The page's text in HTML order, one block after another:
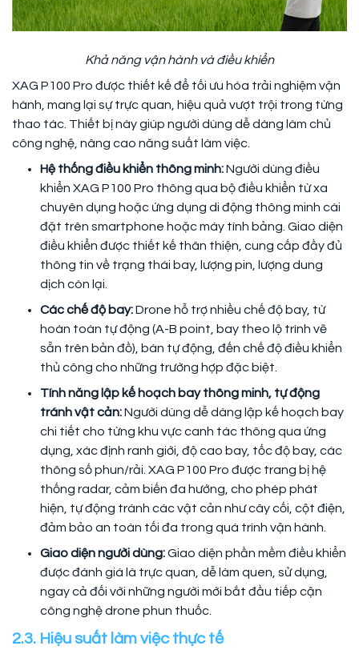
Khả năng vận hành và điều khiển
XAG P100 Pro được thiết kế để tối ưu hóa trải nghiệm vận
hành, mang lại sự trực quan, hiệu quả vượt trội trong từng
thao tác. Thiết bị này giúp người dùng dễ dàng làm chủ
công nghệ, nâng cao năng suất làm việc.
Hệ thống điều khiển thông minh:Người dùng điều
khiển XAG P100 Pro thông qua bộ điều khiển từ xa
chuyên dụng hoặc ứng dụng di động thông minh cài
đặt trên smartphone hoặc máy tính bảng. Giao diện
điều khiển được thiết kế thân thiện, cung cấp đầy đủ
thông tin về trạng thái bay, lượng pin, lượng dung
dịch còn lại.
Các chế độ bay:Drone hỗ trợ nhiều chế độ bay, từ
hoàn toàn tự động (A-B point, bay theo lộ trình vẽ
sẵn trên bản đồ), bán tự động, đến chế độ điều khiển
thủ công cho những trường hợp đặc biệt.
Tính năng lập kế hoạch bay thông minh, tự động
tránh vật cản:Người dùng dễ dàng lập kế hoạch bay
chi tiết cho từng khu vực canh tác thông qua ứng
dụng, xác định ranh giới, độ cao bay, tốc độ bay, các
thông số phun/rải. XAG P100 Pro được trang bị hệ
thống radar, cảm biến đa hướng, cho phép phát
hiện, tự động tránh các vật cản như cây cối, cột điện,
đảm bảo an toàn tối đa trong quá trình vận hành.
Giao diện người dùng:Giao diện phần mềm điều khiển
được đánh giá là trực quan, dễ làm quen, sử dụng,
ngay cả đối với những người mới bắt đầu tiếp cận
công nghệ drone phun thuốc.
2.3. Hiệu suất làm việc thực tế